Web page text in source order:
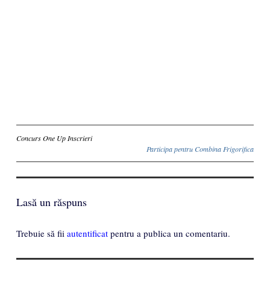
Inscriere
Concurs One Up Inscrieri
Participa pentru Combina Frigorifica
Lasă un răspuns
Trebuie să fii autentificat pentru a publica un comentariu.